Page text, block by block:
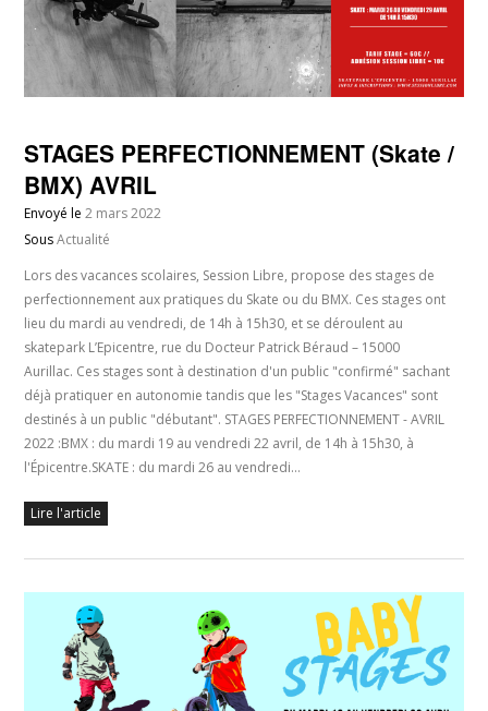
STAGES PERFECTIONNEMENT (Skate /
BMX) AVRIL
Envoyé le2 mars 2022
SousActualité
Lors des vacances scolaires, Session Libre, propose des stages de
perfectionnement aux pratiques du Skate ou du BMX. Ces stages ont
lieu du mardi au vendredi, de 14h à 15h30, et se déroulent au
skatepark L’Epicentre, rue du Docteur Patrick Béraud – 15000
Aurillac. Ces stages sont à destination d'un public "confirmé" sachant
déjà pratiquer en autonomie tandis que les "Stages Vacances" sont
destinés à un public "débutant". STAGES PERFECTIONNEMENT - AVRIL
2022 :BMX : du mardi 19 au vendredi 22 avril, de 14h à 15h30, à
l'Épicentre.SKATE : du mardi 26 au vendredi…
Lire l'article